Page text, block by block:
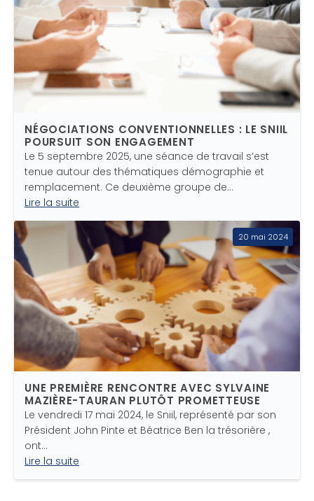
NÉGOCIATIONS CONVENTIONNELLES : LE SNIIL
POURSUIT SON ENGAGEMENT
Le 5 septembre 2025, une séance de travail s’est
tenue autour des thématiques démographie et
remplacement. Ce deuxième groupe de…
Lire la suite
20 mai 2024
UNE PREMIÈRE RENCONTRE AVEC SYLVAINE
MAZIÈRE-TAURAN PLUTÔT PROMETTEUSE
Le vendredi 17 mai 2024, le Sniil, représenté par son
Président John Pinte et Béatrice Ben la trésorière ,
ont…
Lire la suite